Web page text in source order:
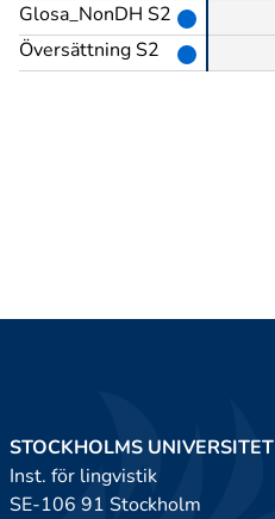
Glosa_NonDH S2
Översättning S2
STOCKHOLMS UNIVERSITET
Inst. för lingvistik
SE-106 91 Stockholm